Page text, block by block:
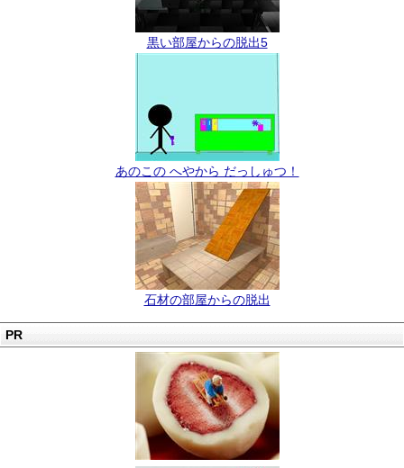
黒い部屋からの脱出5
あのこの へやから だっしゅつ！
石材の部屋からの脱出
PR